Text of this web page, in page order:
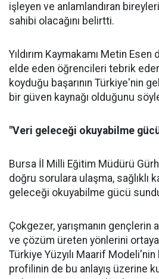
işleyen ve anlamlandıran
sahibi olacağını belirtti.
Yıldırım Kaymakamı Metin
elde eden öğrencileri tebrik
koyduğu başarının Türkiye'nin
bir güven kaynağı olduğunu
"Veri geleceği okuyabilme
Bursa İl Milli Eğitim Müdürü
doğru sorulara ulaşma, sağlıklı
geleceği okuyabilme gücü
Çokgezer, yarışmanın gençlerin
ve çözüm üreten yönlerini
Türkiye Yüzyılı Maarif
profilinin de bu anlayış üzerine